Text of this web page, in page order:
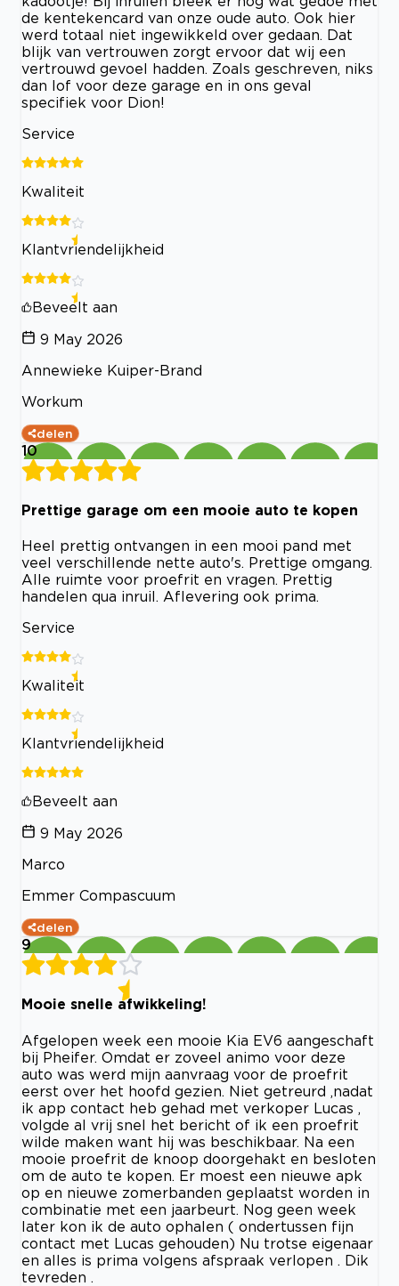
de kentekencard van onze oude auto. Ook hier
werd totaal niet ingewikkeld over gedaan. Dat
blijk van vertrouwen zorgt ervoor dat wij een
vertrouwd gevoel hadden. Zoals geschreven, niks
dan lof voor deze garage en in ons geval
specifiek voor Dion!
Service
Kwaliteit
Klantvriendelijkheid
Beveelt aan
9 May 2026
Annewieke Kuiper-Brand
Workum
delen
10
Prettige garage om een mooie auto te kopen
Heel prettig ontvangen in een mooi pand met
veel verschillende nette auto's. Prettige omgang.
Alle ruimte voor proefrit en vragen. Prettig
handelen qua inruil. Aflevering ook prima.
Service
Kwaliteit
Klantvriendelijkheid
Beveelt aan
9 May 2026
Marco
Emmer Compascuum
delen
9
Mooie snelle afwikkeling!
Afgelopen week een mooie Kia EV6 aangeschaft
bij Pheifer. Omdat er zoveel animo voor deze
auto was werd mijn aanvraag voor de proefrit
eerst over het hoofd gezien. Niet getreurd ,nadat
ik app contact heb gehad met verkoper Lucas ,
volgde al vrij snel het bericht of ik een proefrit
wilde maken want hij was beschikbaar. Na een
mooie proefrit de knoop doorgehakt en besloten
om de auto te kopen. Er moest een nieuwe apk
op en nieuwe zomerbanden geplaatst worden in
combinatie met een jaarbeurt. Nog geen week
later kon ik de auto ophalen ( ondertussen fijn
contact met Lucas gehouden) Nu trotse eigenaar
en alles is prima volgens afspraak verlopen . Dik
tevreden .